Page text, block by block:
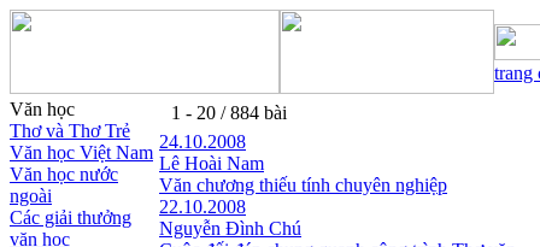
trang
Văn học
Thơ và Thơ Trẻ
Văn học Việt Nam
Văn học nước
ngoài
Các giải thưởng
văn học
1 - 20 / 884 bài
24.10.2008
Lê Hoài Nam
Văn chương thiếu tính chuyên nghiệp
22.10.2008
Nguyễn Đình Chú